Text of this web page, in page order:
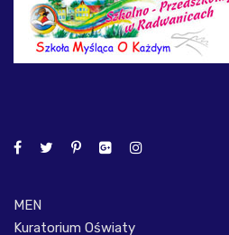
MEN
Kuratorium Oświaty